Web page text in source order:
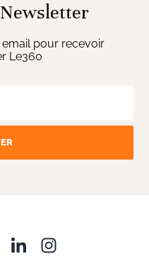
email pour recevoir
Le360